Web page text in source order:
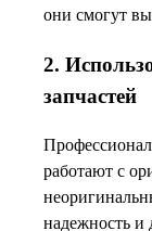
они смогут
2.
запчастей
работают с
надежность и